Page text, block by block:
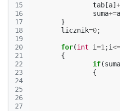
15
16
17
18
19
20
21
22
23
24
25
26
27
tab [a]
suma+=a
}
licznik=0;
for(int i=1 ;i<=
{
if(suma
{